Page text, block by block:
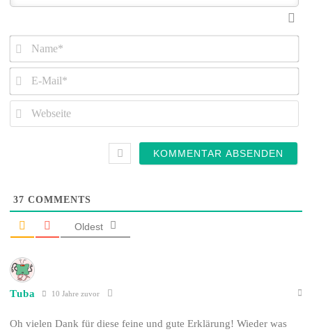
Name*
E-
Mail*
37 COMMENTS
Oldest
Tuba 10 Jahre zuvor
Oh vielen Dank für diese feine und gute Erklärung! Wieder was